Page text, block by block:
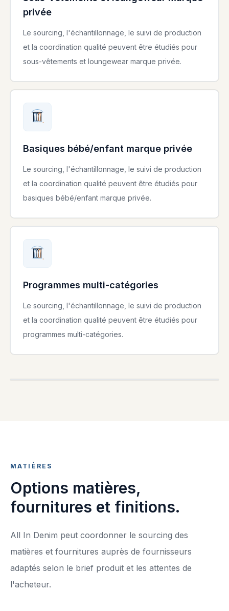
privée
Le sourcing, l'échantillonnage, le suivi de production
et la coordination qualité peuvent être étudiés pour
sous-vêtements et loungewear marque privée.
Basiques bébé/enfant marque privée
Le sourcing, l'échantillonnage, le suivi de production
et la coordination qualité peuvent être étudiés pour
basiques bébé/enfant marque privée.
Programmes multi-catégories
Le sourcing, l'échantillonnage, le suivi de production
et la coordination qualité peuvent être étudiés pour
programmes multi-catégories.
MATIÈRES
Options matières,
fournitures et finitions.
All In Denim peut coordonner le sourcing des
matières et fournitures auprès de fournisseurs
adaptés selon le brief produit et les attentes de
l'acheteur.